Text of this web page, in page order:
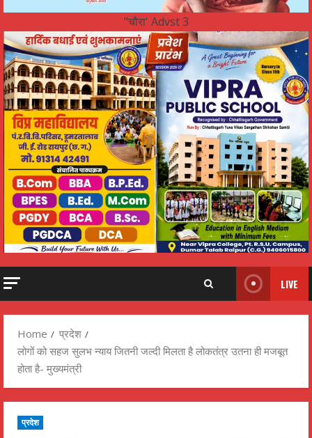
"चौरा' Advst 3
LIVE
Home
प्रदेश
लोगों को सहज सुलभ न्याय जितनी जल्दी मिलता है लोकतंत्र उतना ही मजबूत
होता है- मुख्यमंत्री
प्रदेश